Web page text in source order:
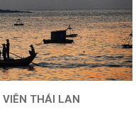
VIÊN THÁI LAN